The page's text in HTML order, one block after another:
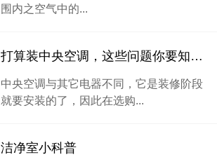
围内之空气中的...
打算装中央空调，这些问题你要知道！
中央空调与其它电器不同，它是装修阶段
就要安装的了，因此在选购...
洁净室小科普